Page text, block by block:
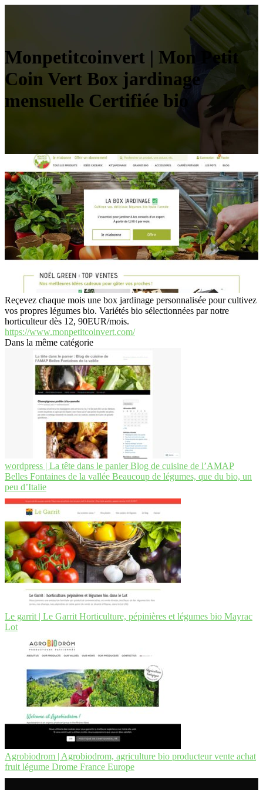
Mon­pe­titcoin­vert | Mon Petit
Coin Vert Box jardinage
mensuelle Certifiée bio
Reçevez chaque mois une box jardinage personnalisée pour cultivez
vos propres légumes bio. Variétés bio sélectionnées par notre
horticulteur dès 12, 90EUR/mois.
https://www.monpetitcoinvert.com/
Dans la même catégorie
wordpress | La tête dans le panier Blog de cuisine de l’AMAP
Belles Fontaines de la vallée Beaucoup de légumes, que du bio, un
peu d’Italie
Le garrit | Le Garrit Hor­ticul­tu­re, pépinières et légumes bio Mayrac
Lot
Agrobiodrom | Agrobiodrom, agriculture bio producteur vente achat
fruit légume Drome France Europe